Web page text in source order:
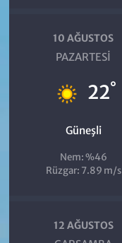
10 AĞUSTOS
PAZARTESI
22°
Güneşli
Nem: %46
Rüzgar: 7.89 m/s
12 AĞUSTOS